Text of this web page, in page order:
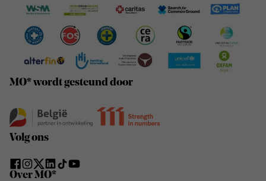
MO* wordt gesteund door
Volg ons
Over MO*